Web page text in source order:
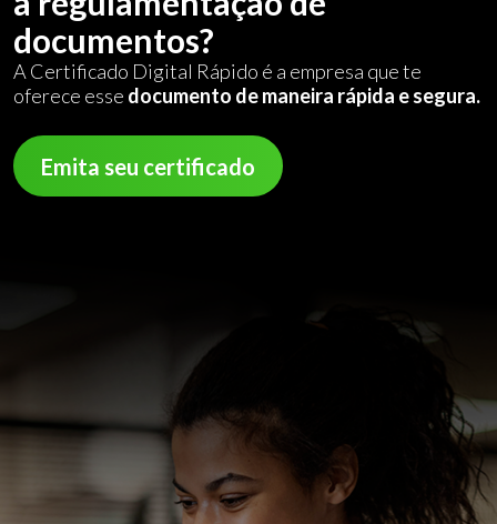
documentos?
A Certificado Digital Rápido é a empresa que te
oferece esse documento de maneira rápida e segura.
Emita seu certificado